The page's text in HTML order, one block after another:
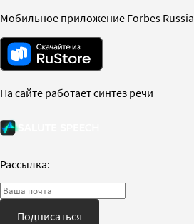
Мобильное приложение Forbes
На сайте работает синтез речи
Рассылка:
Подписаться